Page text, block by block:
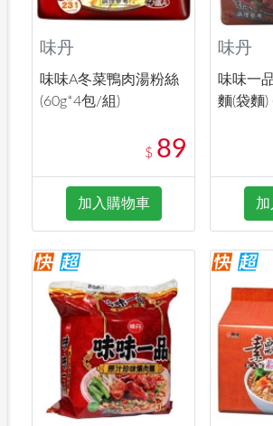
味丹
味味A冬菜鴨肉湯粉絲
(60g*4包/組)
$ 89
加入購物車
味丹
味味一
麵(袋麵)